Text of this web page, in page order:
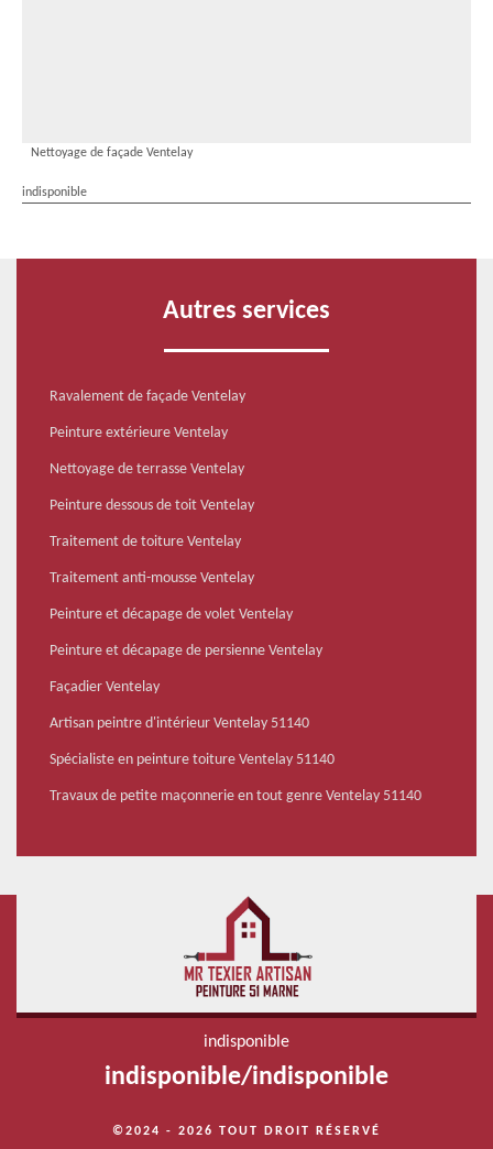
Nettoyage de façade Ventelay
indisponible
Autres services
Ravalement de façade Ventelay
Peinture extérieure Ventelay
Nettoyage de terrasse Ventelay
Peinture dessous de toit Ventelay
Traitement de toiture Ventelay
Traitement anti-mousse Ventelay
Peinture et décapage de volet Ventelay
Peinture et décapage de persienne Ventelay
Façadier Ventelay
Artisan peintre d'intérieur Ventelay 51140
Spécialiste en peinture toiture Ventelay 51140
Travaux de petite maçonnerie en tout genre Ventelay 51140
indisponible
indisponible/indisponible
©2024 - 2026 TOUT DROIT RÉSERVÉ